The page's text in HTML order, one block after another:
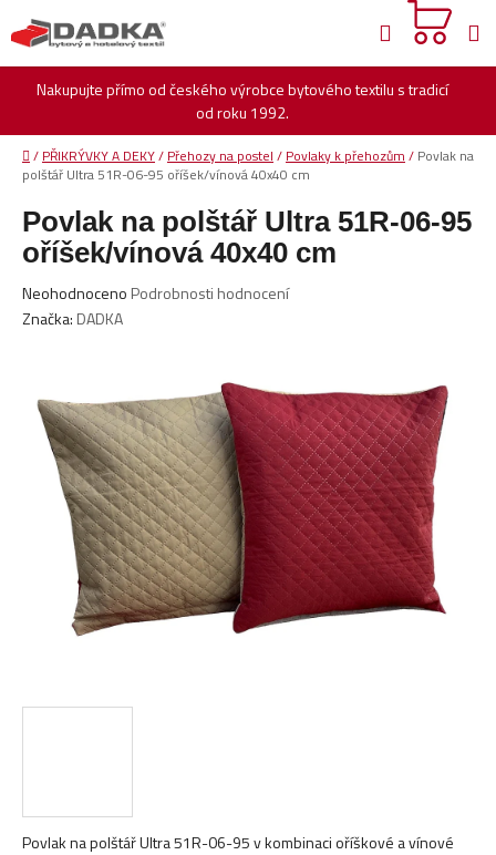
na
obsah
Nakupujte přímo od českého výrobce bytového textilu s tradicí
od roku 1992.
Hledat
Domů
/ PŘIKRÝVKY A DEKY/ Přehozy na postel / Povlaky k přehozům / Povlak na
polštář Ultra 51R-06-95 oříšek/vínová 40x40 cm
Povlak na polštář Ultra 51R-06-95 v kombinaci oříškové a vínové
Povlak na polštář Ultra 51R-06-95
oříšek/vínová 40x40 cm
Průměrné
hodnocení
0,0
hvězdiček.
Neohodnoceno Podrobnosti hodnocení
Značka: DADKA